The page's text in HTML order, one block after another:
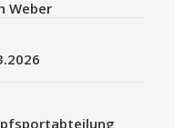
Weber